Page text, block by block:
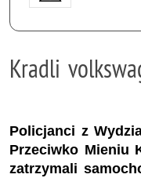
Kradli
Policjanci z
Przeciwko Mieniu
zatrzymali